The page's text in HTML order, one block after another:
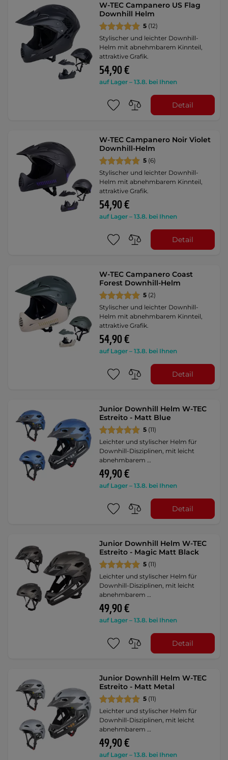
W-TEC Campanero US Flag
Downhill Helm
5 (12)
Stylischer und leichter Downhill-
Helm mit abnehmbarem Kinnteil,
attraktive Grafik.
54,90 €
auf Lager – 13.8. bei Ihnen
Detail
W-TEC Campanero Noir Violet
Downhill-Helm
5 (6)
Stylischer und leichter Downhill-
Helm mit abnehmbarem Kinnteil,
attraktive Grafik.
54,90 €
auf Lager – 13.8. bei Ihnen
Detail
W-TEC Campanero Coast
Forest Downhill-Helm
5 (2)
Stylischer und leichter Downhill-
Helm mit abnehmbarem Kinnteil,
attraktive Grafik.
54,90 €
auf Lager – 13.8. bei Ihnen
Detail
Junior Downhill Helm W-TEC
Estreito - Matt Blue
5 (11)
Leichter und stylischer Helm für
Downhill-Disziplinen, mit leicht
abnehmbarem …
49,90 €
auf Lager – 13.8. bei Ihnen
Detail
Junior Downhill Helm W-TEC
Estreito - Magic Matt Black
5 (11)
Leichter und stylischer Helm für
Downhill-Disziplinen, mit leicht
abnehmbarem …
49,90 €
auf Lager – 13.8. bei Ihnen
Detail
Junior Downhill Helm W-TEC
Estreito - Matt Metal
5 (11)
Leichter und stylischer Helm für
Downhill-Disziplinen, mit leicht
abnehmbarem …
49,90 €
auf Lager – 13.8. bei Ihnen